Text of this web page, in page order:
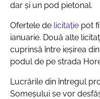
dar și un pod pietonal.
Ofertele de licitație pot
ianuarie. Două alte
cuprinsă între ieșirea
podul de pe strada
Lucrările din întregul
Someșului se vor